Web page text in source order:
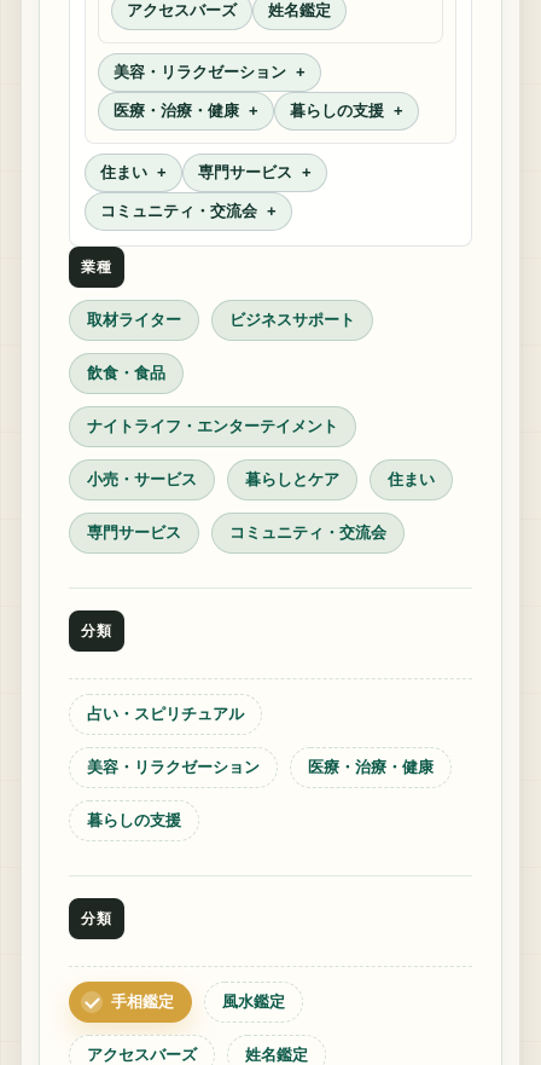
アクセスバーズ 姓名鑑定
美容・リラクゼーション
医療・治療・健康 暮らしの支援
住まい 専門サービス
コミュニティ・交流会
業種
取材ライター ビジネスサポート
飲食・食品
ナイトライフ・エンターテイメント
小売・サービス 暮らしとケア 住まい
専門サービス コミュニティ・交流会
分類
占い・スピリチュアル
美容・リラクゼーション 医療・治療・健康
暮らしの支援
分類
手相鑑定 風水鑑定
アクセスバーズ 姓名鑑定